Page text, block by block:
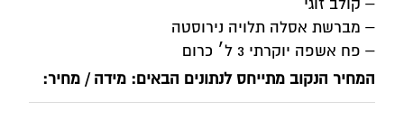
– קולב זוגי
– מברשת אסלה תלויה נירוסטה
– פח אשפה יוקרתי 3 ל׳ כרום
המחיר הנקוב מתייחס לנתונים הבאים: מידה / מחיר: